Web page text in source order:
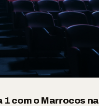
1 com o Marrocos na